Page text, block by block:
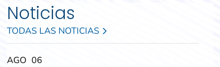
Noticias
TODAS LAS NOTICIAS
‎‎AGO ‎‎06